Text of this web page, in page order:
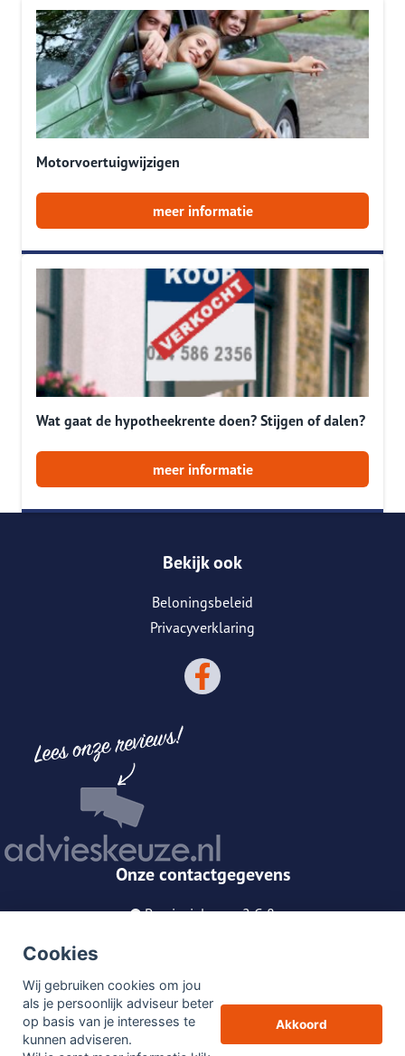
Cookies
Wij gebruiken cookies om jou
als je persoonlijk adviseur beter
op basis van je interesses te
kunnen adviseren.
Akkoord
Motorvoertuigwijzigen
meer informatie
Wat gaat de hypotheekrente doen? Stijgen of dalen?
meer informatie
Bekijk ook
Beloningsbeleid
Privacyverklaring
Onze contactgegevens
Provincialeweg 2 C-8
040-3030700
info@cuijpers-partners.nl
© CopyrightAssupport BV2026